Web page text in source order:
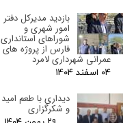
بازدید مدیرکل دفتر
امور شهری و
شوراهای استانداری
فارس از پروژه های
عمرانی شهرداری لامرد
۰۴ اسفند ۰۴
دیداری با طعم امید
و شکرگزاری